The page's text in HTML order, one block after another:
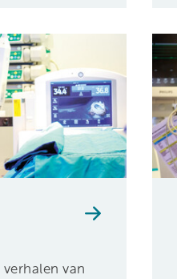
van